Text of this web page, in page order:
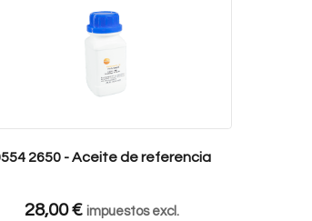
2650 - Aceite de referencia
28,00€ impuestos excl.